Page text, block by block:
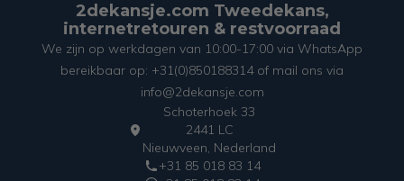
2dekansje.com Tweedekans,
internetretouren & restvoorraad
We zijn op werkdagen van 10:00-17:00 via WhatsApp
bereikbaar op: +31(0)850188314 of mail ons via
info@2dekansje.com
Schoterhoek 33
2441 LC
Nieuwveen, Nederland
+31 85 018 83 14